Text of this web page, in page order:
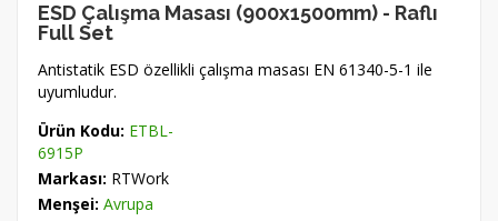
ESD Çalışma Masası (900x1500mm) - Raflı
Full Set
Antistatik ESD özellikli çalışma masası EN 61340-5-1 ile
uyumludur.
Ürün Kodu: ETBL-
6915P
Markası: RTWork
Menşei: Avrupa